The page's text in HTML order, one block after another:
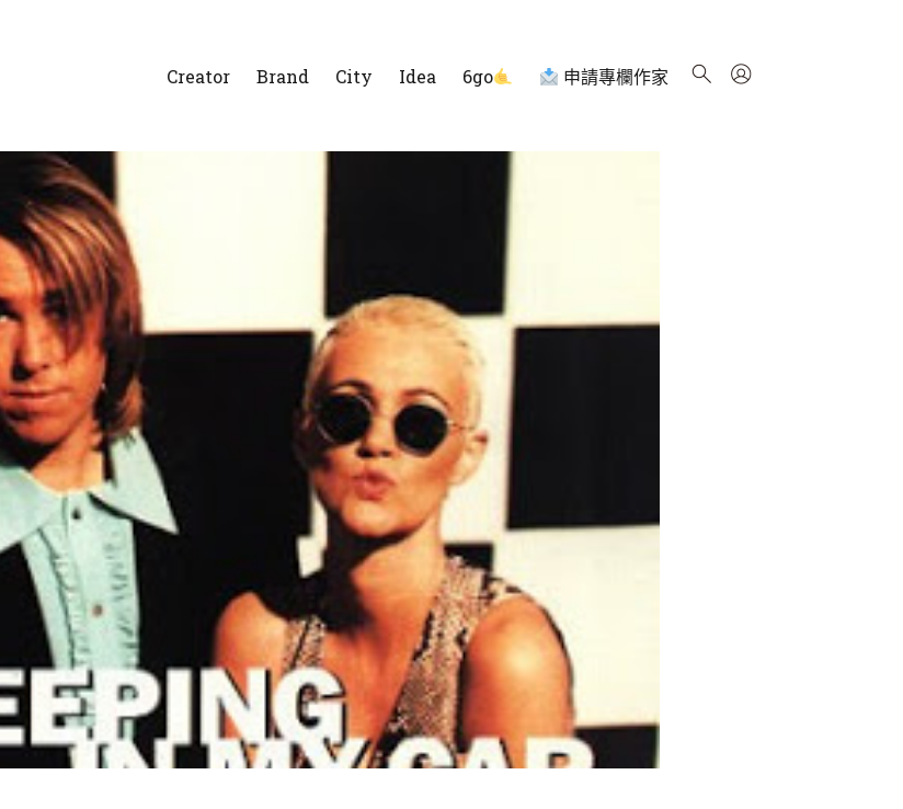
Creator Brand City Idea 6go 申請專欄作家